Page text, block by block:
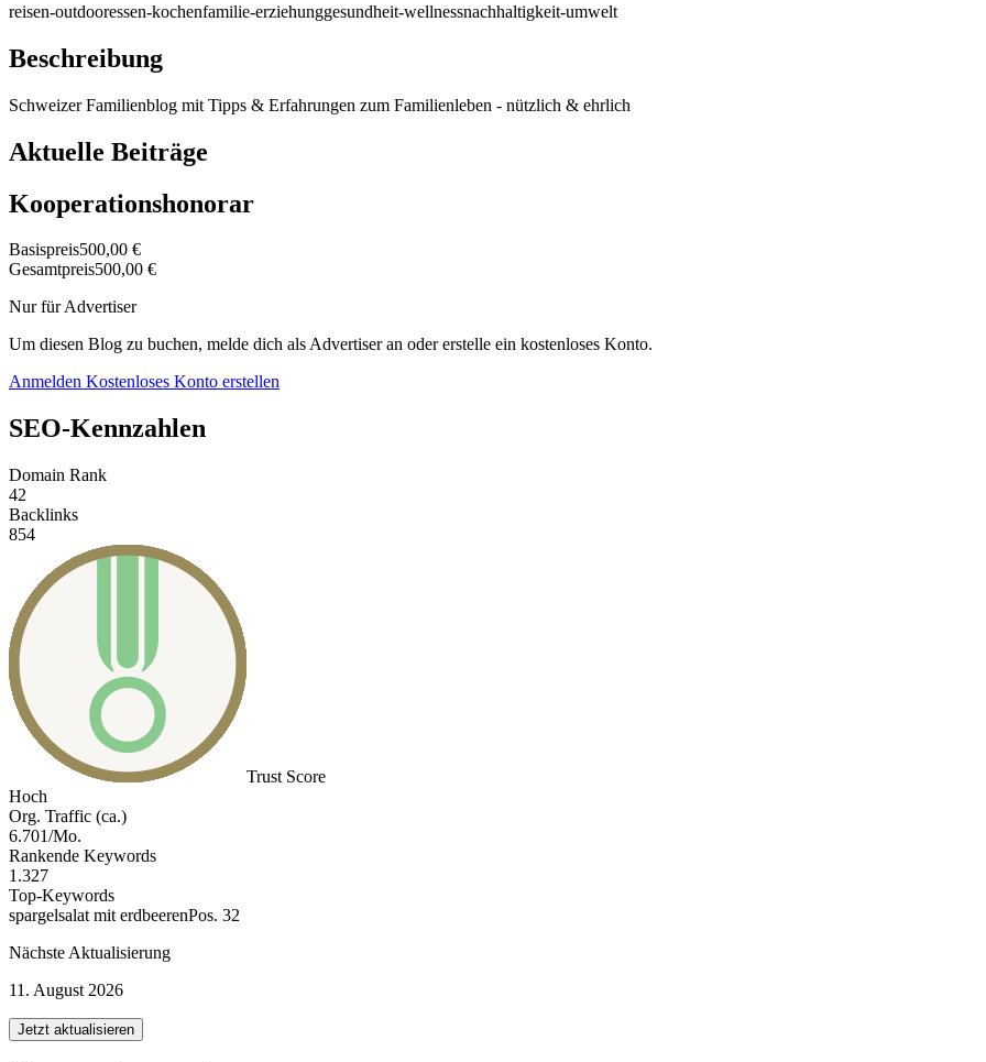
reisen-outdooressen-kochenfamilie-erziehunggesundheit-wellnessnachhaltigkeit-umwelt
Beschreibung
Schweizer Familienblog mit Tipps & Erfahrungen zum Familienleben - nützlich & ehrlich
Aktuelle Beiträge
Kooperationshonorar
Basispreis500,00 €
Gesamtpreis500,00 €
Nur für Advertiser
Um diesen Blog zu buchen, melde dich als Advertiser an oder erstelle ein kostenloses Konto.
Anmelden Kostenloses Konto erstellen
SEO-Kennzahlen
Domain Rank
42
Backlinks
854
Trust Score
Hoch
Org. Traffic (ca.)
6.701/Mo.
Rankende Keywords
1.327
Top-Keywords
spargelsalat mit erdbeerenPos. 32
Nächste Aktualisierung
11. August 2026
Jetzt aktualisieren